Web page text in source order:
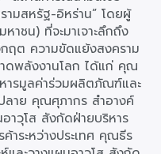
ามสหรัฐ-อิหร่าน” โดยผู้
ชน) ที่จะมาเจาะลึกถึง
ฤต ความขัดแย้งสงคราม
ดพลังงานโลก ได้แก่ คุณ
รมูลค่าร่วมผลิตภัณฑ์และ
ลาย คุณศุภากร สำอางค์
าวุโส สังกัดฝ่ายบริหาร
าระหว่างประเทศ คุณธีร